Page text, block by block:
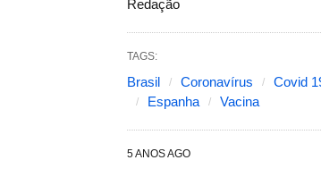
Redação
TAGS:
Brasil Coronavírus
Covid
Espanha
Vacina
5 ANOS AGO